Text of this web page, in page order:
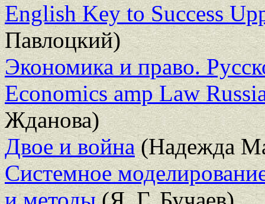
English Key to Success
Павлоцкий)
Экономика и право.
Economics amp Law
Жданова)
Двое и война(Надежда
Системное